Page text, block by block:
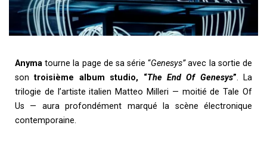
Anyma tourne la page de sa série “Genesys”avec la sortie de
sontroisième album studio, “The End Of Genesys”. La
trilogie de l’artiste italien Matteo Milleri — moitié de Tale Of
Us — aura profondément marqué la scène électronique
contemporaine.